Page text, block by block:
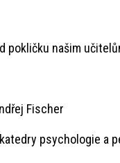
našim učitelům
Fischer
psychologie a